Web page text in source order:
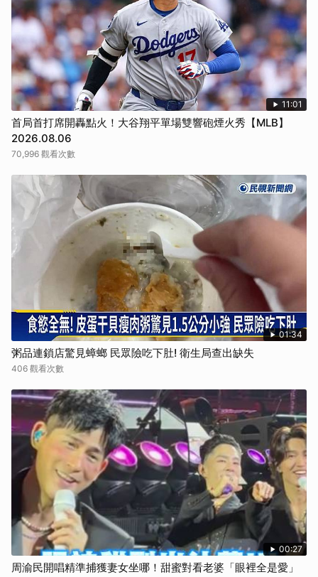
11:01
首局首打席開轟點火！大谷翔平單場雙響砲煙火秀【MLB】
2026.08.06
70,996 觀看次數
01:34
粥品連鎖店驚見蟑螂 民眾險吃下肚! 衛生局查出缺失
406 觀看次數
00:27
周渝民開唱精準捕獲妻女坐哪！甜蜜對看老婆「眼裡全是愛」
取消